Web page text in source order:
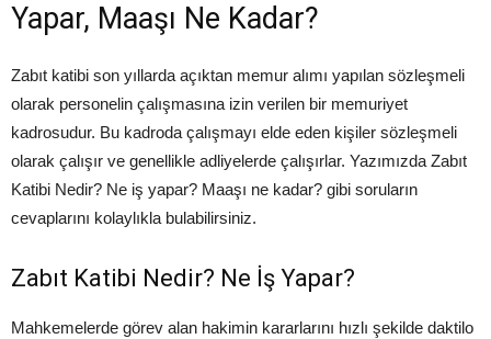
Yapar, Maaşı Ne Kadar?
Zabıt katibi son yıllarda açıktan memur alımı yapılan sözleşmeli
olarak personelin çalışmasına izin verilen bir memuriyet
kadrosudur. Bu kadroda çalışmayı elde eden kişiler sözleşmeli
olarak çalışır ve genellikle adliyelerde çalışırlar. Yazımızda Zabıt
Katibi Nedir? Ne iş yapar? Maaşı ne kadar? gibi soruların
cevaplarını kolaylıkla bulabilirsiniz.
Zabıt Katibi Nedir? Ne İş Yapar?
Mahkemelerde görev alan hakimin kararlarını hızlı şekilde daktilo